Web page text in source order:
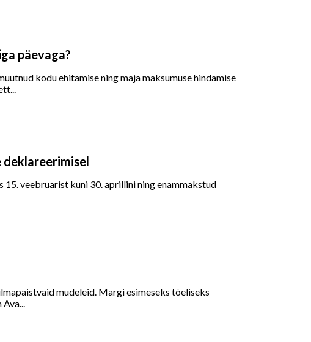
päevaga?
kodu ehitamise ning maja maksumuse hindamise
deklareerimisel
veebruarist kuni 30. aprillini ning enammakstud
mudeleid. Margi esimeseks tõeliseks